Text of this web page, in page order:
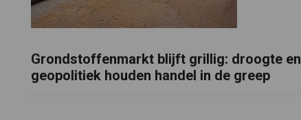
Grondstoffenmarkt blijft grillig: droogte en
geopolitiek houden handel in de greep